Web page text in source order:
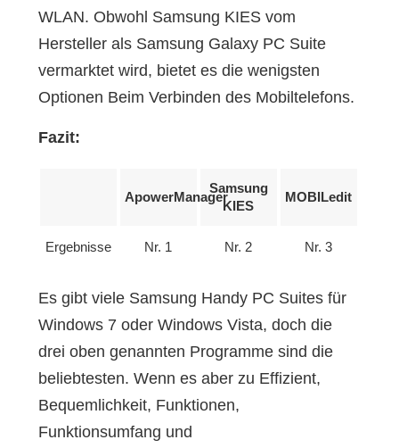
WLAN. Obwohl Samsung KIES vom
Hersteller als Samsung Galaxy PC Suite
vermarktet wird, bietet es die wenigsten
Optionen Beim Verbinden des Mobiltelefons.
Fazit:
ApowerManager
Samsung
KIES
MOBILedit
Ergebnisse Nr. 1 Nr. 2 Nr. 3
Es gibt viele Samsung Handy PC Suites für
Windows 7 oder Windows Vista, doch die
drei oben genannten Programme sind die
beliebtesten. Wenn es aber zu Effizient,
Bequemlichkeit, Funktionen,
Funktionsumfang und